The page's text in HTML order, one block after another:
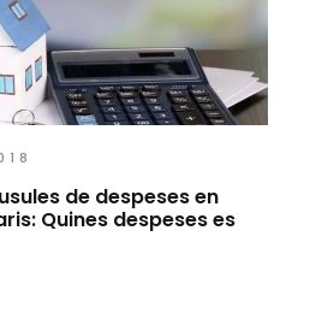
de despeses en
Quines despeses es